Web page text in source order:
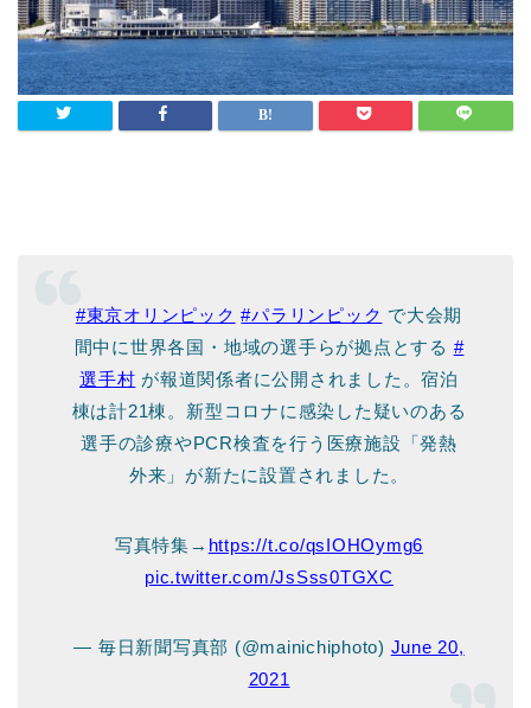
#東京オリンピック #パラリンピック で大会期
間中に世界各国・地域の選手らが拠点とする #
選手村 が報道関係者に公開されました。宿泊
棟は計21棟。新型コロナに感染した疑いのある
選手の診療やPCR検査を行う医療施設「発熱
外来」が新たに設置されました。
写真特集→ https://t.co/qsIOHOymg6
pic.twitter.com/JsSss0TGXC
— 毎日新聞写真部 (@mainichiphoto) June 20,
2021